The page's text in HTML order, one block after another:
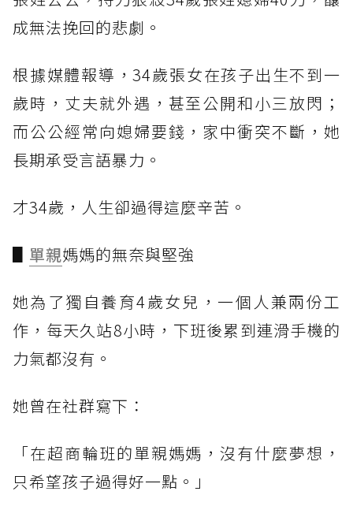
成無法挽回的悲劇。
根據媒體報導，34歲張女在孩子出生不到一
歲時，丈夫就外遇，甚至公開和小三放閃；
而公公經常向媳婦要錢，家中衝突不斷，她
長期承受言語暴力。
才34歲，人生卻過得這麼辛苦。
▋ 單親媽媽的無奈與堅強
她為了獨自養育4歲女兒，一個人兼兩份工
作，每天久站8小時，下班後累到連滑手機的
力氣都沒有。
她曾在社群寫下：
「在超商輪班的單親媽媽，沒有什麼夢想，
只希望孩子過得好一點。」